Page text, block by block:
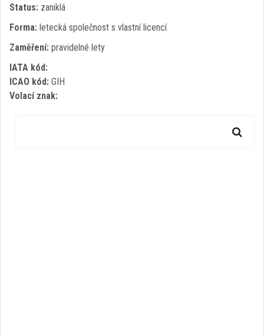
Status: zaniklá
Forma: letecká společnost s vlastní licencí
Zaměření: pravidelné lety
IATA kód:
ICAO kód: GIH
Volací znak: